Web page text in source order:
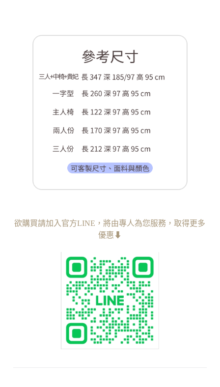
欲購買請加入官方LINE，︁將由專人為您服務 ，︁取得更多
優惠⬇